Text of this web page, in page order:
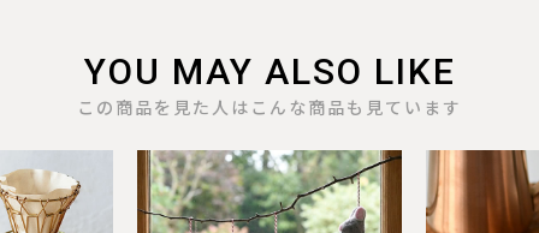
YOU MAY ALSO LIKE
この商品を見た人はこんな商品も見ています